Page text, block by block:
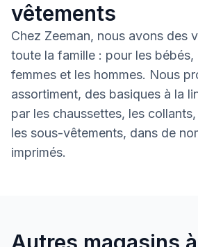
vêtements
Chez Zeeman, nous avons des
toute la famille : pour les bébés,
femmes et les hommes. Nous
assortiment, des basiques à la
par les chaussettes, les
les sous-vêtements, dans de
imprimés.